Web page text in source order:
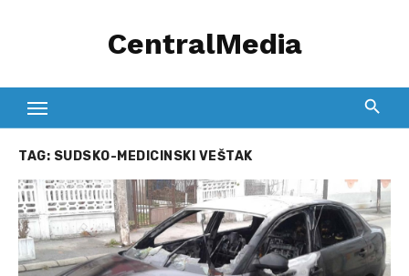
CentralMedia
TAG: SUDSKO-MEDICINSKI VEŠTAK